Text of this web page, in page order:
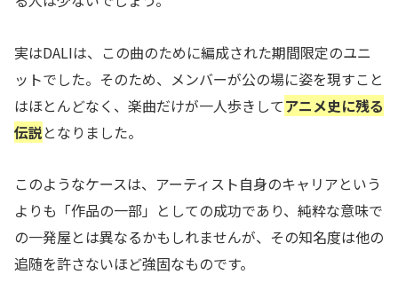
実はDALIは、この曲のために編成された期間限定のユニ
ットでした。そのため、メンバーが公の場に姿を現すこと
はほとんどなく、楽曲だけが一人歩きしてアニメ史に残る
伝説となりました。
このようなケースは、アーティスト自身のキャリアという
よりも「作品の一部」としての成功であり、純粋な意味で
の一発屋とは異なるかもしれませんが、その知名度は他の
追随を許さないほど強固なものです。